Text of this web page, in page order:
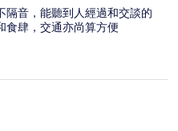
隔音，能聽到人經過和交談的
食肆，交通亦尚算方便